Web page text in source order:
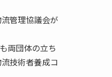
管理協議会が
両団体の立ち
技術者養成コ